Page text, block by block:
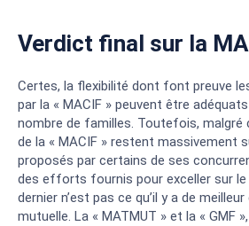
Verdict final sur la
Certes, la flexibilité dont font preuve
par la « MACIF » peuvent être
nombre de familles. Toutefois, malgré
de la « MACIF » restent massivement
proposés par certains de ses
des efforts fournis pour exceller sur le
dernier n’est pas ce qu’il y a de
mutuelle. La « MATMUT » et la « GMF